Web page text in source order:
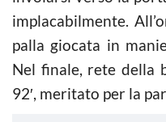
implacabilmente.
palla giocata in
Nel finale, rete della
92′, meritato per la